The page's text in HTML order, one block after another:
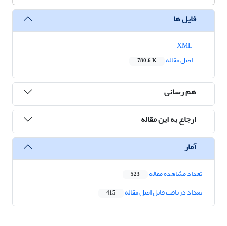
فایل ها
اصل مقاله
780.6 K
هم رسانی
ارجاع به این مقاله
آمار
تعداد مشاهده مقاله 523
تعداد دریافت فایل اصل مقاله 415